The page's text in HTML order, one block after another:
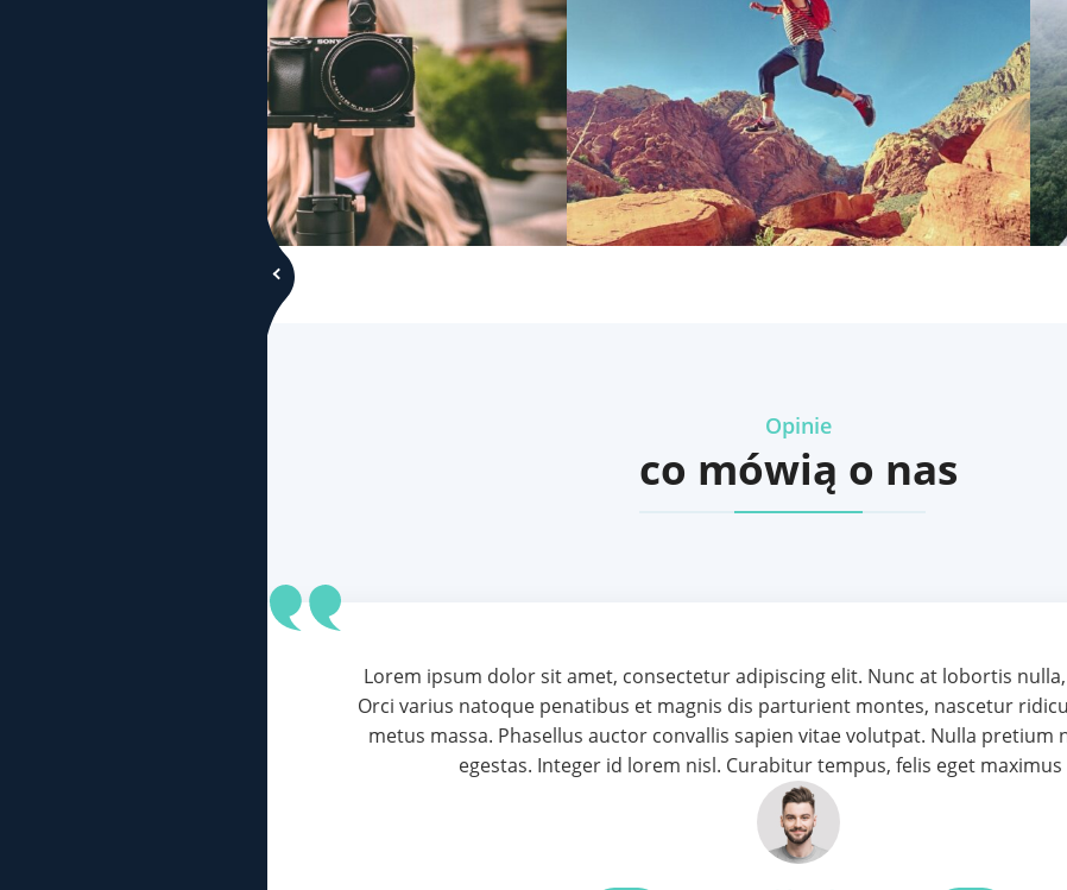
Opinie
co mówią o nas
Lorem ipsum dolor sit amet, consectetur adipiscing elit. Nunc at lobortis
Orci varius natoque penatibus et magnis dis parturient montes, nascetur
metus massa. Phasellus auctor convallis sapien vitae volutpat. Nulla
egestas. Integer id lorem nisl. Curabitur tempus, felis eget